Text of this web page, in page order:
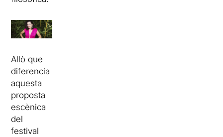
Allò que
diferencia
aquesta
proposta
escènica
del
festival